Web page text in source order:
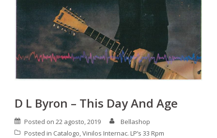
D L Byron – This Day And Age
Posted on 22 agosto, 2019
Bellashop
Posted in Catalogo,Vinilos Internac. LP’s 33 Rpm